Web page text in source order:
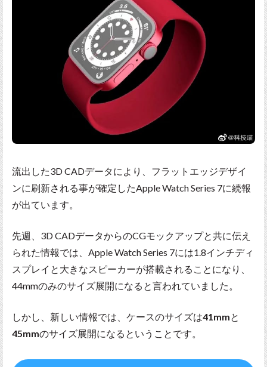
流出した3D CADデータにより、フラットエッジデザイ
ンに刷新される事が確定したApple Watch Series 7に続報
が出ています。
先週、3D CADデータからのCGモックアップと共に伝え
られた情報では、Apple Watch Series 7には1.8インチディ
スプレイと大きなスピーカーが搭載されることになり、
44mmのみのサイズ展開になると言われていました。
しかし、新しい情報では、ケースのサイズは41mmと
45mmのサイズ展開になるということです。